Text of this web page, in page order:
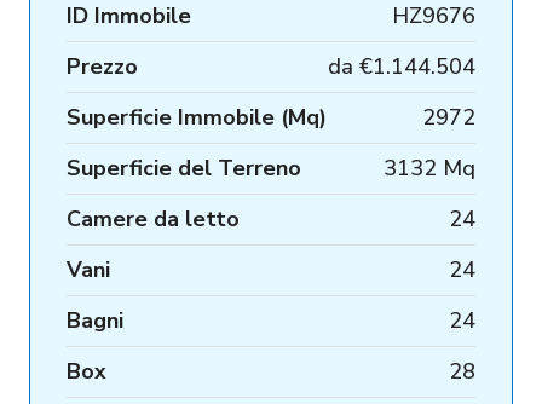
ID Immobile
HZ9676
Prezzo
da €1.144.504
Superficie Immobile (Mq)
2972
Superficie del Terreno
3132 Mq
Camere da letto
24
Vani
24
Bagni
24
Box
28